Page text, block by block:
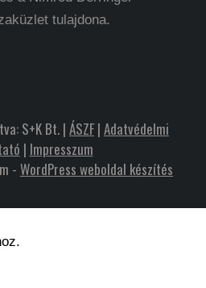
tulajdona.
S+K Bt. | ÁSZF| Adatvédelmi
| Impresszum
- WordPress weboldal készítés